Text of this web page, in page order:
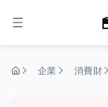
メニュー
企業 消費財